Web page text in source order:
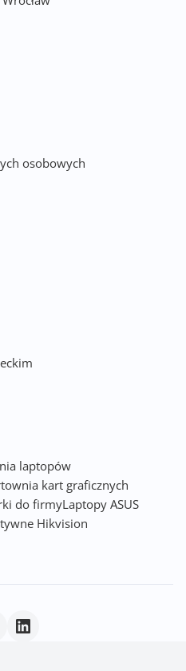
HID (Human Interface
napięcia wejściowego
modułami
osobowych
laptopów
kart graficznych
do firmyLaptopy ASUS
Hikvision